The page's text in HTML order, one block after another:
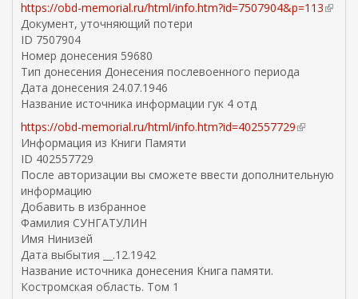
https://obd-memorial.ru/html/info.htm?id=7507904&p=113(
л
Документ, уточняющий потери
ID 7507904
Номер донесения 59680
Тип донесения Донесения послевоенного периода
Дата донесения 24.07.1946
Название источника информации гук 4 отд
https://obd-memorial.ru/html/info.htm?id=402557729(
е
Информация из Книги Памяти
ID 402557729
После авторизации вы сможете ввести дополнительную
информацию
Добавить в избранное
Фамилия СУНГАТУЛИН
Имя Нинизей
Дата выбытия __.12.1942
Название источника донесения Книга памяти.
Костромская область. Том 1